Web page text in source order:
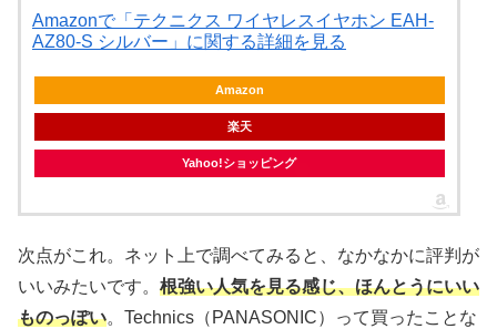
Amazonで「テクニクス ワイヤレスイヤホン EAH-
AZ80-S シルバー」に関する詳細を見る
Amazon
楽天
Yahoo!ショッピング
次点がこれ。ネット上で調べてみると、なかなかに評判が
いいみたいです。 根強い人気を見る感じ、ほんとうにいい
ものっぽい。Technics（PANASONIC）って買ったことな